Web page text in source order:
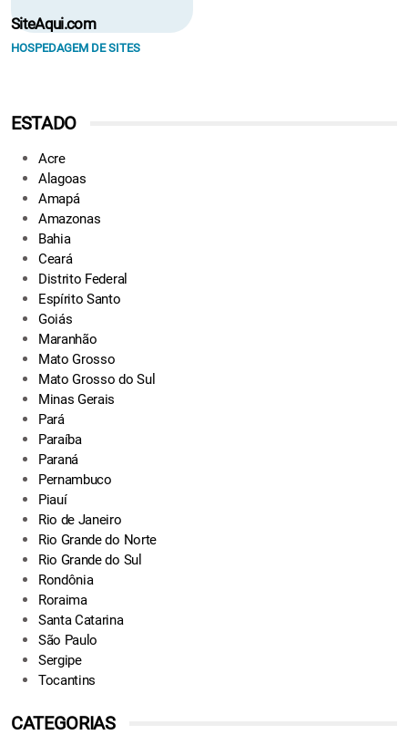
SiteAqui.com
HOSPEDAGEM DE SITES
ESTADO
Acre
Alagoas
Amapá
Amazonas
Bahia
Ceará
Distrito Federal
Espírito Santo
Goiás
Maranhão
Mato Grosso
Mato Grosso do Sul
Minas Gerais
Pará
Paraíba
Paraná
Pernambuco
Piauí
Rio de Janeiro
Rio Grande do Norte
Rio Grande do Sul
Rondônia
Roraima
Santa Catarina
São Paulo
Sergipe
Tocantins
CATEGORIAS